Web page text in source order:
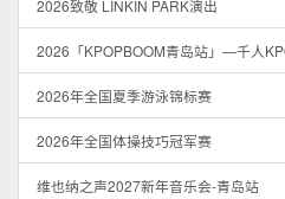
2026致敬 LINKIN PARK演出
2026「KPOPBOOM青岛站」—千人
2026年全国夏季游泳锦标赛
2026年全国体操技巧冠军赛
维也纳之声2027新年音乐会-青岛站